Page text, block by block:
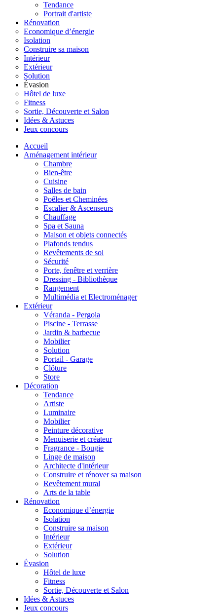
Tendance
Portrait d'artiste
Rénovation
Economique d’énergie
Isolation
Construire sa maison
Intérieur
Extérieur
Solution
Évasion
Hôtel de luxe
Fitness
Sortie, Découverte et Salon
Idées & Astuces
Jeux concours
Accueil
Aménagement intérieur
Chambre
Bien-être
Cuisine
Salles de bain
Poêles et Cheminées
Escalier & Ascenseurs
Chauffage
Spa et Sauna
Maison et objets connectés
Plafonds tendus
Revêtements de sol
Sécurité
Porte, fenêtre et verrière
Dressing - Bibliothèque
Rangement
Multimédia et Electroménager
Extérieur
Véranda - Pergola
Piscine - Terrasse
Jardin & barbecue
Mobilier
Solution
Portail - Garage
Clôture
Store
Décoration
Tendance
Artiste
Luminaire
Mobilier
Peinture décorative
Menuiserie et créateur
Fragrance - Bougie
Linge de maison
Architecte d'intérieur
Construire et rénover sa maison
Revêtement mural
Arts de la table
Rénovation
Economique d’énergie
Isolation
Construire sa maison
Intérieur
Extérieur
Solution
Évasion
Hôtel de luxe
Fitness
Sortie, Découverte et Salon
Idées & Astuces
Jeux concours